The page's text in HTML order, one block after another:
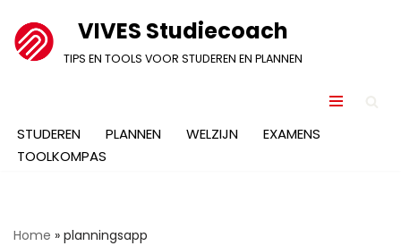
Ga
VIVES Studiecoach
TIPS EN TOOLS VOOR STUDEREN EN PLANNEN
STUDEREN PLANNEN WELZIJN
EXAMENS
TOOLKOMPAS
Home » planningsapp